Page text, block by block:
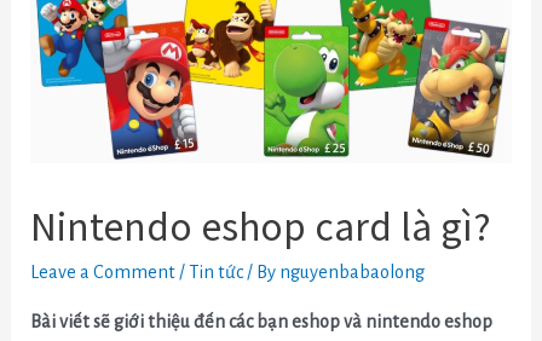
Nintendo eshop card là gì?
Leave a Comment /Tin tức / By nguyenbabaolong
Bài viết sẽ giới thiệu đến các bạn eshop và nintendo eshop